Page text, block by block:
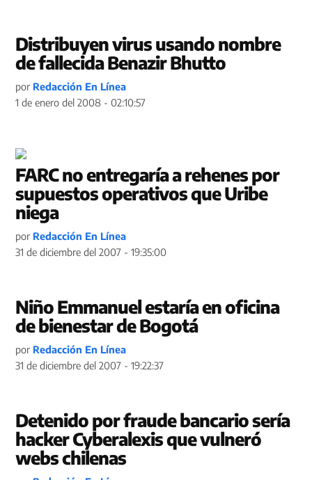
Distribuyen virus usando nombre
de fallecida Benazir Bhutto
por Redacción En Línea
1 de enero del 2008 - 02:10:57
FARC no entregaría a rehenes por
supuestos operativos que Uribe
niega
por Redacción En Línea
31 de diciembre del 2007 - 19:35:00
Niño Emmanuel estaría en oficina
de bienestar de Bogotá
por Redacción En Línea
31 de diciembre del 2007 - 19:22:37
Detenido por fraude bancario sería
hacker Cyberalexis que vulneró
webs chilenas